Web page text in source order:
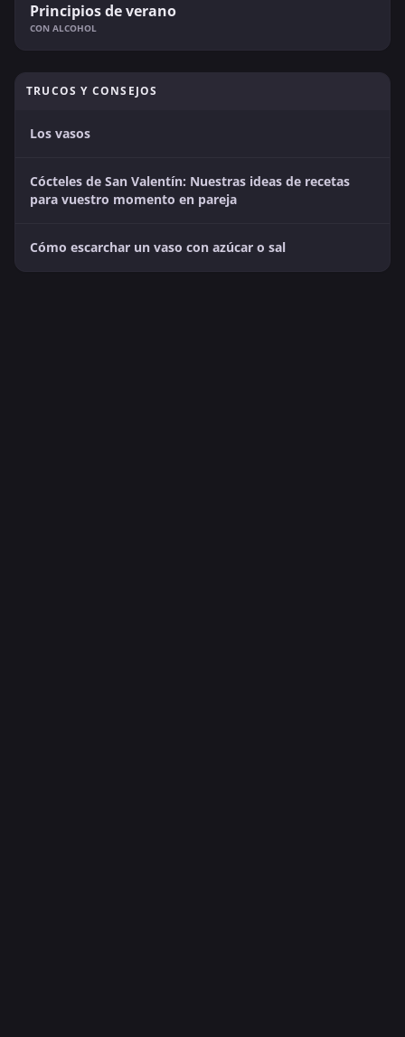
Principios de verano
CON ALCOHOL
TRUCOS Y CONSEJOS
Los vasos
Cócteles de San Valentín: Nuestras ideas de recetas
para vuestro momento en pareja
Cómo escarchar un vaso con azúcar o sal